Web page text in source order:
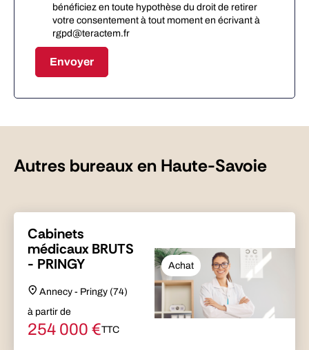
bénéficiez en toute hypothèse du droit de retirer
votre consentement à tout moment en écrivant à
rgpd@teractem.fr
Envoyer
Autres bureaux en Haute-Savoie
Cabinets
médicaux BRUTS
- PRINGY
Annecy - Pringy (74)
à partir de
254 000 €TTC
Achat